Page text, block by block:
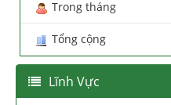
Trong tháng
Tổng cộng
Lĩnh Vực